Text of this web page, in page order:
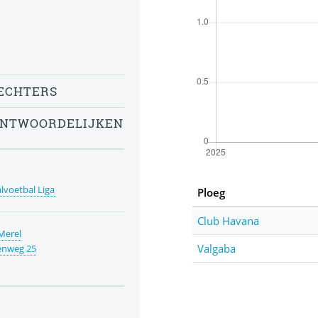
Ploeg
Club Havana
Valgaba
Liga
25